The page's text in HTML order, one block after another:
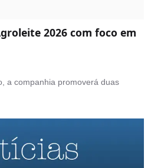
2026 com foco em
a companhia promoverá duas